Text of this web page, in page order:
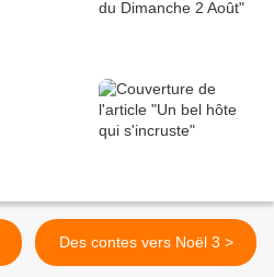
Des contes vers Noël 3 >